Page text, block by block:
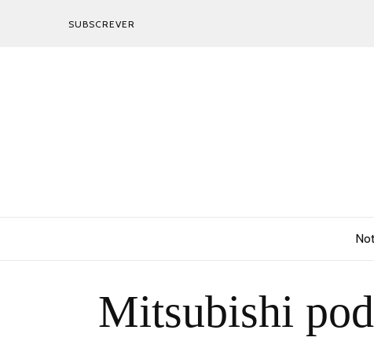
SUBSCREVER
Mitsubishi